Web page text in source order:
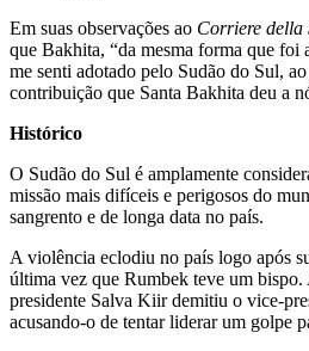
Em suas observações ao Corriere della
que Bakhita, “da mesma forma que foi
me senti adotado pelo Sudão do Sul,
contribuição que Santa Bakhita deu a
Histórico
O Sudão do Sul é amplamente
missão mais difíceis e perigosos do
sangrento e de longa data no país.
A violência eclodiu no país logo após
última vez que Rumbek teve um bispo.
presidente Salva Kiir demitiu o vice-
acusando-o de tentar liderar um golpe